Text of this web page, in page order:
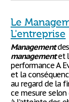
Le
L'entreprise
Management
managementet
performance A.
et la
au regard de la
ce mesure